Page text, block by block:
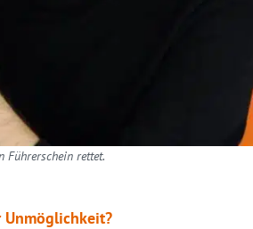
Führerschein rettet.
Unmöglichkeit?